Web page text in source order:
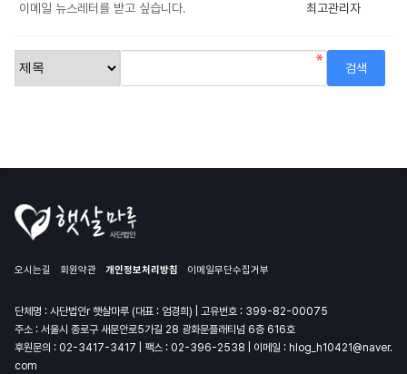
이메일 뉴스레터를 받고 싶습니다. 최고관리자
오시는길 회원약관 개인정보처리방침 이메일무단수집거부
단체명 : 사단법인r 햇살마루 (대표 : 엄경희) | 고유번호 : 399-82-00075
주소 : 서울시 종로구 새문안로5가길 28 광화문플래티넘 6층 616호
후원문의 : 02-3417-3417 | 팩스 : 02-396-2538 | 이메일 : hlog_h10421@naver.
com